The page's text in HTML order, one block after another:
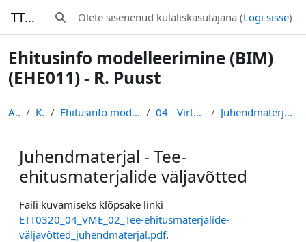
TTK-Moodle Lülitab otsingu sisendi
Olete sisenenud külaliskasutajana (Logi sisse)
Ehitusinfo modelleerimine (BIM)
(EHE011) - R. Puust
Avaleht Kursused Ehitusinfo modelleerimine (BIM) (EHE011) - R. Puust 04 - Virtuaalne mudel / ehitamine Juhendmaterjal - Tee-ehitusmaterjalide väljavõtted
Juhendmaterjal - Tee-
ehitusmaterjalide väljavõtted
Lõpetamise nõuded
Faili kuvamiseks klõpsake linki
ETT0320_04_VME_02_Tee-ehitusmaterjalide-
väljavõtted_juhendmaterjal.pdf.